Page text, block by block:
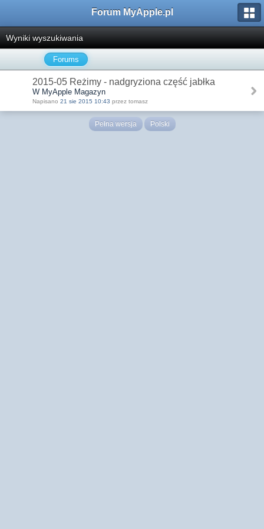
Forum MyApple.pl
Wyniki wyszukiwania
Forums
2015-05 Reżimy - nadgryziona część jabłka
W MyApple Magazyn
Napisano 21 sie 2015 10:43 przez tomasz
Pełna wersja Polski